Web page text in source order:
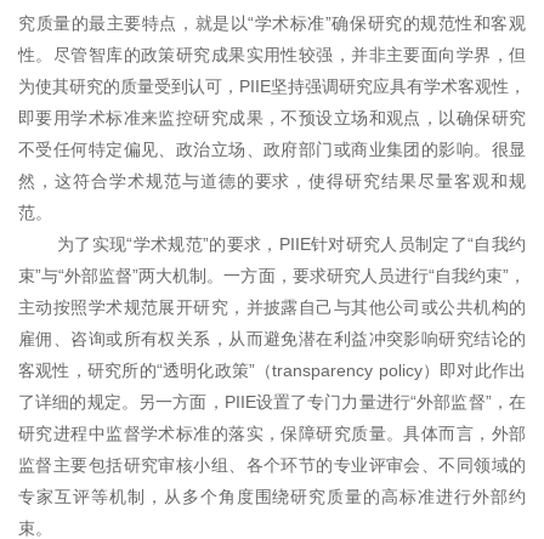
究质量的最主要特点，就是以“学术标准”确保研究的规范性和客观
性。尽管智库的政策研究成果实用性较强，并非主要面向学界，但
为使其研究的质量受到认可，PIIE坚持强调研究应具有学术客观性，
即要用学术标准来监控研究成果，不预设立场和观点，以确保研究
不受任何特定偏见、政治立场、政府部门或商业集团的影响。很显
然，这符合学术规范与道德的要求，使得研究结果尽量客观和规
范。
为了实现“学术规范”的要求，PIIE针对研究人员制定了“自我约
束”与“外部监督”两大机制。一方面，要求研究人员进行“自我约束”，
主动按照学术规范展开研究，并披露自己与其他公司或公共机构的
雇佣、咨询或所有权关系，从而避免潜在利益冲突影响研究结论的
客观性，研究所的“透明化政策”（transparency policy）即对此作出
了详细的规定。另一方面，PIIE设置了专门力量进行“外部监督”，在
研究进程中监督学术标准的落实，保障研究质量。具体而言，外部
监督主要包括研究审核小组、各个环节的专业评审会、不同领域的
专家互评等机制，从多个角度围绕研究质量的高标准进行外部约
束。